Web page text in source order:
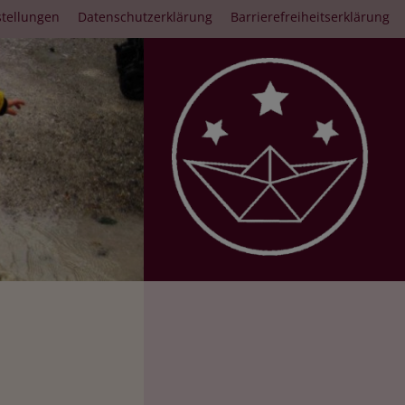
Datenschutzerklärung Barrierefreiheitserklärung